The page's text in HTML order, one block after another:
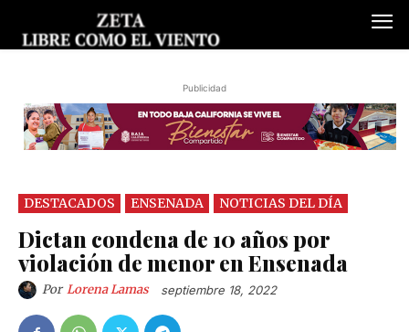
Publicidad
DESTACADOS ENSENADA NOTICIAS DEL DÍA
Dictan condena de 10 años por
violación de menor en Ensenada
Por Lorena Lamas septiembre 18, 2022